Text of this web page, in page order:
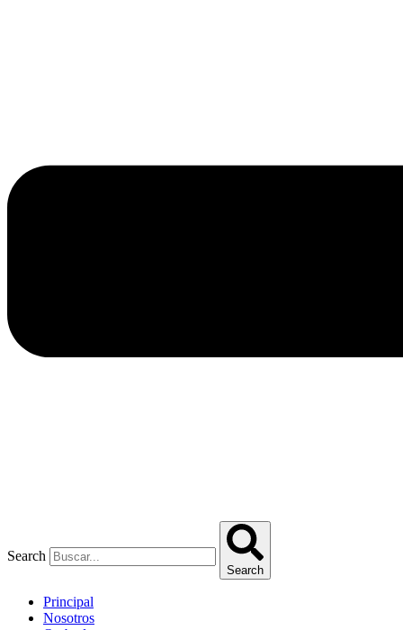
Search
Search
Principal
Nosotros